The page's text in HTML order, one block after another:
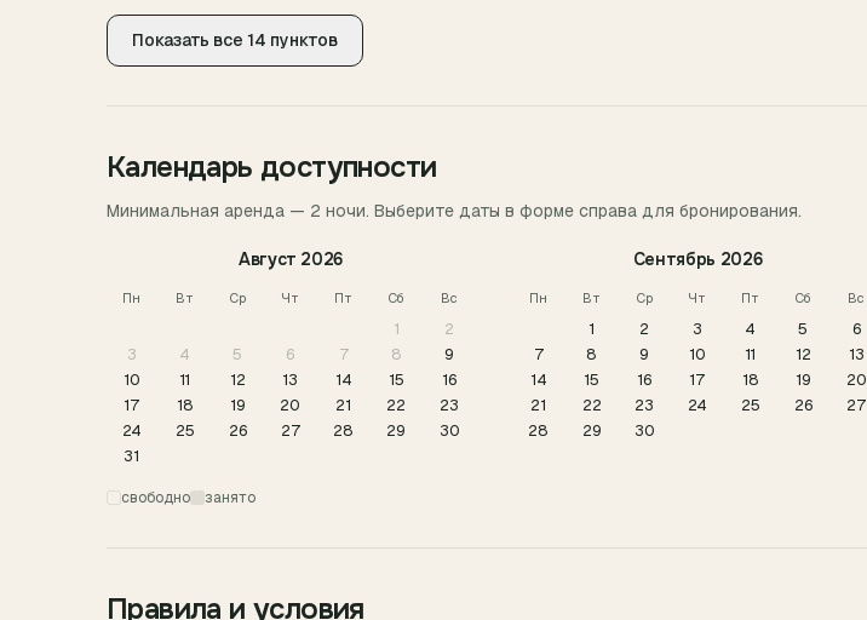
Показать все 14 пунктов
Календарь доступности
Минимальная аренда — 2 ночи. Выберите даты в форме справа для бронирования.
Август 2026
Пн Вт Ср Чт Пт Сб Вс
1
2
3
4 5 6 7 8
9
10
11 12 13 14 15
16
17
18 19 20 21 22
23
24
25 26 27 28 29
30
31
Сентябрь 2026
Пн Вт Ср Чт Пт Сб Вс
1 2 3 4 5
6
7
8 9 10 11 12
13
14
15 16 17 18 19
20
21
22 23 24 25 26
27
28
29 30
свободно занято
Правила и условия